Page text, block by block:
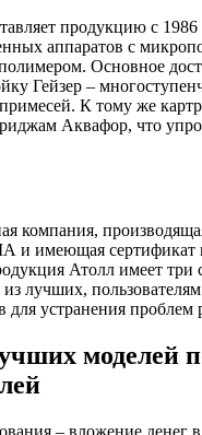
продукцию с 1986
аппаратов с
Основное
Гейзер –
К тому же
Аквафор, что
компания,
и имеющая сертификат
Атолл имеет три
из лучших,
для устранения проблем
моделей
– вложение денег